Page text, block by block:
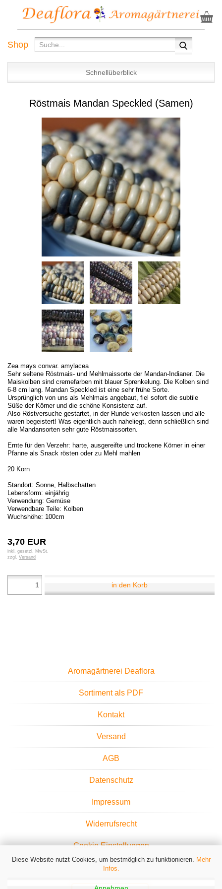
Diese Website nutzt Cookies, um bestmöglich zu funktionieren. Mehr
Infos.
Shop
Schnellüberblick
Röstmais Mandan Speckled (Samen)
Zea mays convar. amylacea
Sehr seltene Röstmais- und Mehlmaissorte der Mandan-Indianer. Die
Maiskolben sind cremefarben mit blauer Sprenkelung. Die Kolben sind
6-8 cm lang. Mandan Speckled ist eine sehr frühe Sorte.
Ursprünglich von uns als Mehlmais angebaut, fiel sofort die subtile
Süße der Körner und die schöne Konsistenz auf.
Also Röstversuche gestartet, in der Runde verkosten lassen und alle
waren begeistert! Was eigentlich auch naheliegt, denn schließlich sind
alle Mandansorten sehr gute Röstmaissorten.
Ernte für den Verzehr: harte, ausgereifte und trockene Körner in einer
Pfanne als Snack rösten oder zu Mehl mahlen
20 Korn
Standort: Sonne, Halbschatten
Lebensform: einjährig
Verwendung: Gemüse
Verwendbare Teile: Kolben
Wuchshöhe: 100cm
3,70 EUR
inkl. gesetzl. MwSt.
zzgl. Versand
in den Korb
Aromagärtnerei Deaflora
Sortiment als PDF
Kontakt
Versand
AGB
Datenschutz
Impressum
Widerrufsrecht
Cookie Einstellungen